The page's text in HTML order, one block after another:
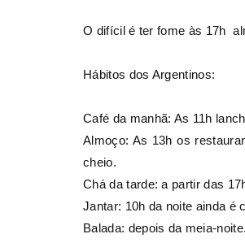
O difícil é ter fome às 17h
Hábitos dos Argentinos:
Café da manhã: As 11h
Almoço: As 13h os
cheio.
Chá da tarde: a partir das
Jantar: 10h da noite ainda é
Balada: depois da meia-